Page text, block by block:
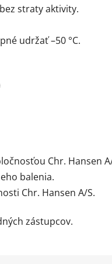
straty aktivity.
udržať –50 °C.
Chr.
balenia.
Chr. Hansen A/S.
zástupcov.